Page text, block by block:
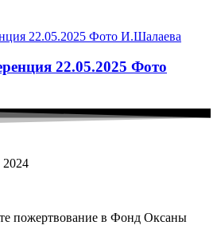
22.05.2025 Фото
пожертвование в Фонд Оксаны